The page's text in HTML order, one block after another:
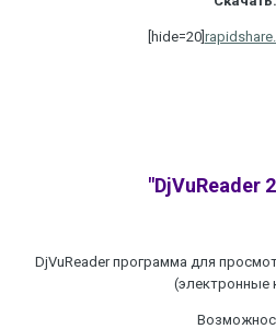
[hide=20]
"DjVuReader
DjVuReader программа для
(электронные